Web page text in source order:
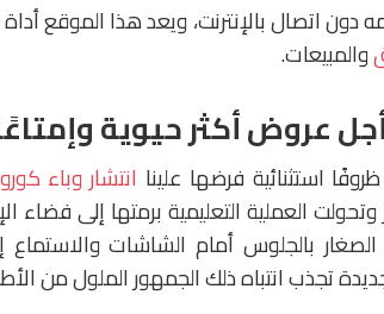
دون اتصال بالإنترنت، ويعد هذا الموقع
والمبيعات.
استثنائية فرضها علينا انتشار وباء
العملية التعليمية برمتها إلى فضاء
بالجلوس أمام الشاشات والاستماع
تجذب انتباه ذلك الجمهور الملول من